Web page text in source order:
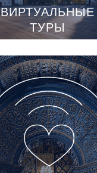
ВИРТУАЛЬНЫЕ
ТУРЫ